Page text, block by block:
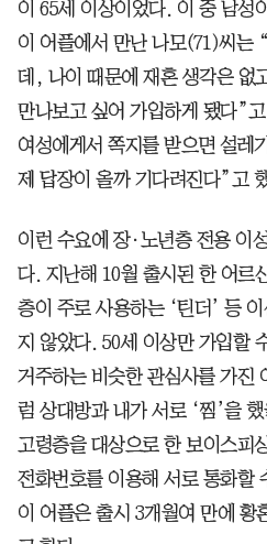
이 65세 이상이었다. 이 중 남성
이 어플에서 만난 나모(71)씨는
데, 나이 때문에 재혼 생각은 없
만나보고 싶어 가입하게 됐다”
여성에게서 쪽지를 받으면 설레
제 답장이 올까 기다려진다”고
이런 수요에 장·노년층 전용 이
다. 지난해 10월 출시된 한 어르
층이 주로 사용하는 ‘틴더’ 등
지 않았다. 50세 이상만 가입할
거주하는 비슷한 관심사를 가진
럼 상대방과 내가 서로 ‘찜’을
고령층을 대상으로 한 보이스피
전화번호를 이용해 서로 통화할
이 어플은 출시 3개월여 만에 황